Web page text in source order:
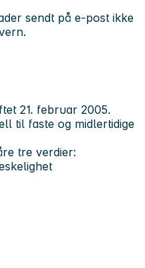
sendt på e-post ikke
21. februar 2005.
til faste og midlertidige
tre verdier: